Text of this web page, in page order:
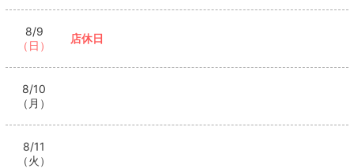
8/9
（日）
店休日
8/10
（月）
8/11
（火）